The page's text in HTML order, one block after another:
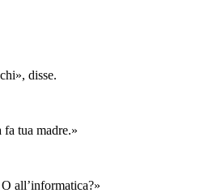
disse.
tua madre.»
all’informatica?»